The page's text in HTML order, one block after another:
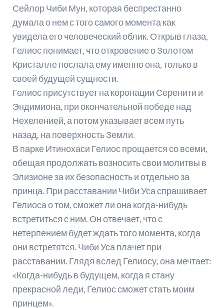
Сейлор Чиби Мун, которая беспрестанно
думала о нем с того самого момента как
увидела его человеческий облик. Открыв глаза,
Гелиос понимает, что откровение о Золотом
Кристалле послала ему именно она, только в
своей будущей сущности.
Гелиос присутствует на коронации Серенити и
Эндимиона, при окончательной победе над
Нехеленией, а потом указывает всем путь
назад, на поверхность Земли.
В парке Итинохаси Гелиос прощается со всеми,
обещая продолжать возносить свои молитвы в
Элизионе за их безопасность и отдельно за
принца. При расставании Чиби Уса спрашивает
Гелиоса о том, сможет ли она когда-нибудь
встретиться с ним. Он отвечает, что с
нетерпением будет ждать того момента, когда
они встретятся. Чиби Уса плачет при
расставании. Глядя вслед Гелиосу, она мечтает:
«Когда-нибудь в будущем, когда я стану
прекрасной леди, Гелиос сможет стать моим
принцем».